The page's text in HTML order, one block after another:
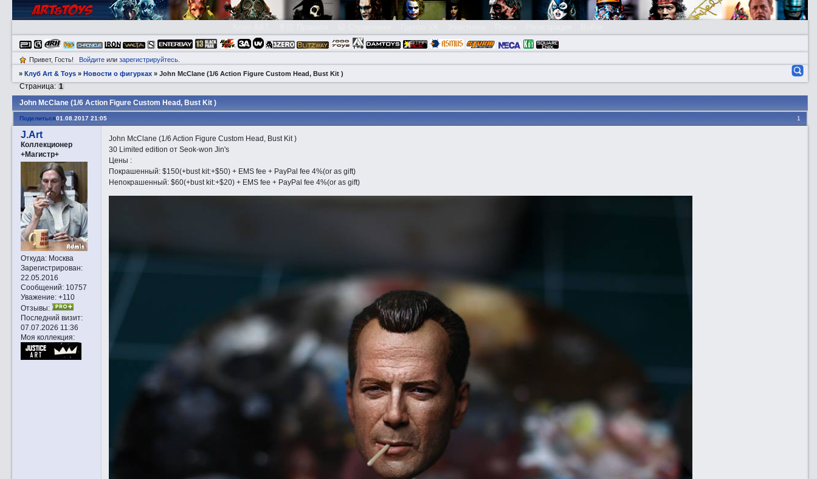
Привет, Гость! Войдитеили зарегистрируйтесь.
»Клуб Art & Toys »­Новости о фигурках »John McClane (1/6 Action Figure Custom Head, Bust Kit )
John McClane (1/6 Action Figure Custom Head, Bust Kit )
Страница: 1
Поделиться 1
01.08.2017 21:05
J.Art
Коллекционер
+Магистр+
Откуда:Москва
Зарегистрирован:
22.05.2016
Сообщений:10757
Уважение: +110
Отзывы:
Последний визит:
07.07.2026 11:36
Моя коллекция:
John McClane (1/6 Action Figure Custom Head, Bust Kit )
30 Limited edition от Seok-won Jin's
Цены :
Покрашенный: $150(+bust kit:+$50) + EMS fee + PayPal fee 4%(or as gift)
Непокрашенный: $60(+bust kit:+$20) + EMS fee + PayPal fee 4%(or as gift)